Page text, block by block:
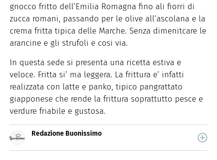
gnocco fritto dell’Emilia Romagna fino ali fiorri di
zucca romani, passando per le olive all’ascolana e la
crema fritta tipica delle Marche. Senza dimenitcare le
arancine e gli strufoli e cosi via.
In questa sede si presenta una ricetta estiva e
veloce. Fritta si’ ma leggera. La frittura e’ infatti
realizzata con latte e panko, tipico pangrattato
giapponese che rende la frittura soprattutto pesce e
verdure friabile e gustosa.
Redazione Buonissimo
quale trovi idee veloci, facili e spiegate passo passo.